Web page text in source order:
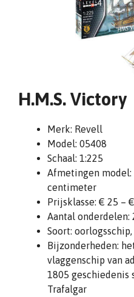
H.M.S. Victory
Merk: Revell
Model: 05408
Schaal: 1:225
Afmetingen model:
centimeter
Prijsklasse: € 25 –
Aantal onderdelen:
Soort:
Bijzonderheden:
vlaggenschip van
1805 geschiedenis
Trafalgar